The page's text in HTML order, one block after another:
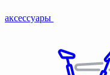
аксессуары